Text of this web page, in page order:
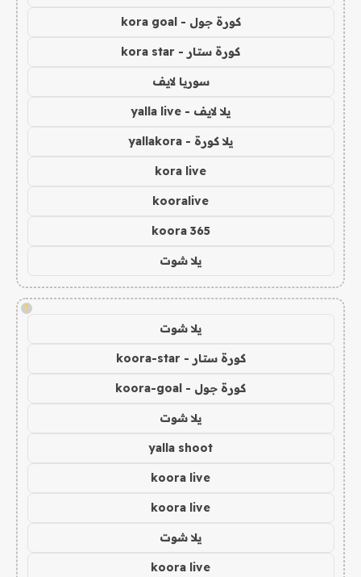
كورة جول - kora goal
كورة ستار - kora star
سوريا لايف
يلا لايف - yalla live
يلا كورة - yallakora
kora live
kooralive
koora 365
يلا شوت
!
يلا شوت
كورة ستار - koora-star
كورة جول - koora-goal
يلا شوت
yalla shoot
koora live
koora live
يلا شوت
koora live